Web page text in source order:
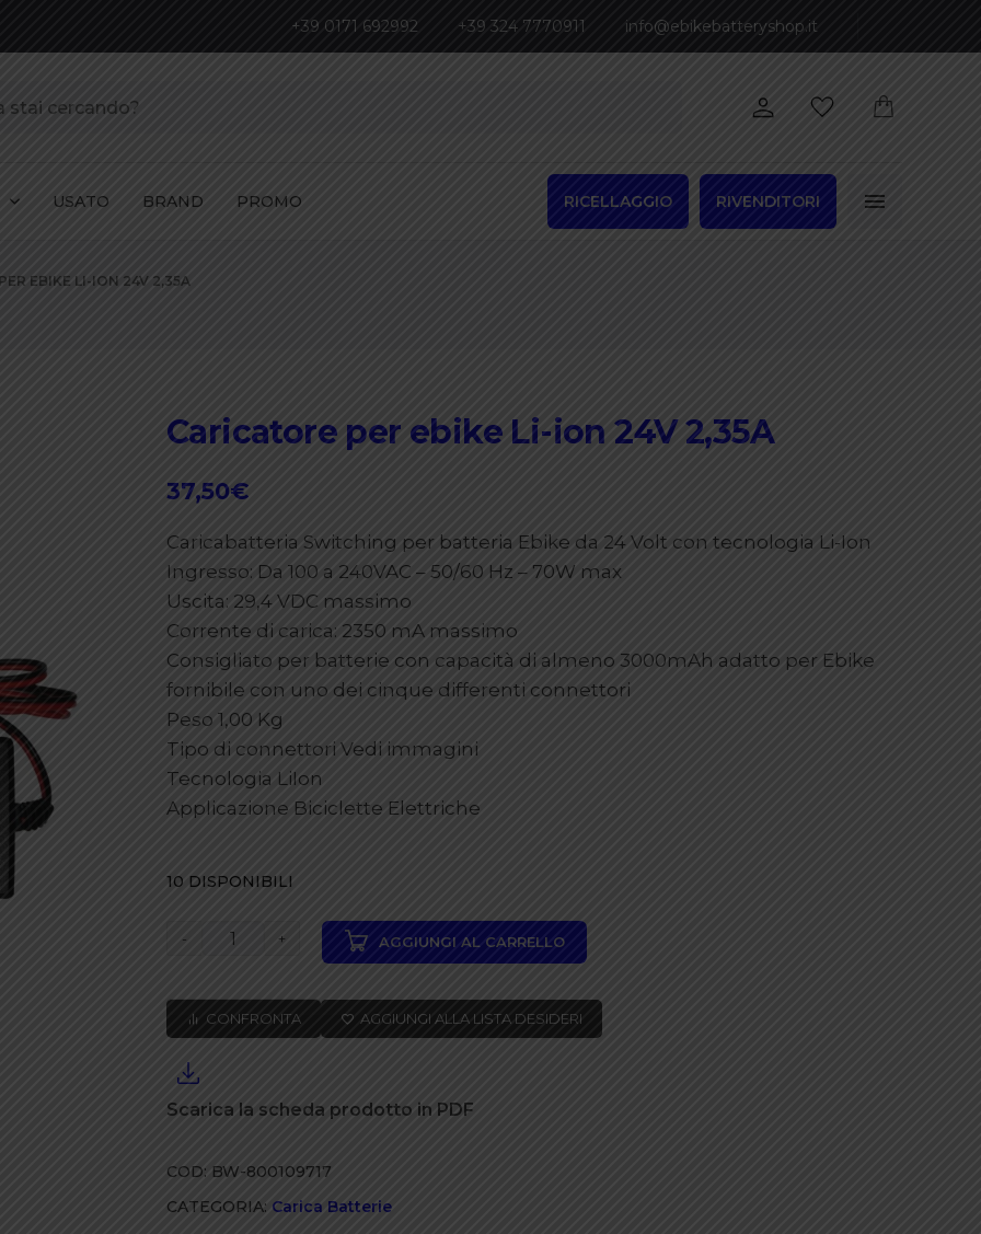
+39 0171 692992 +39 324 7770911 info@ebikebatteryshop.it
USATO BRAND PROMO RICELLAGGIO RIVENDITORI
EBIKE LI-ION 24V 2,35A
Caricatore per ebike Li-ion 24V 2,35A
37,50€
Caricabatteria Switching per batteria Ebike da 24 Volt con tecnologia Li-Ion
Ingresso: Da 100 a 240VAC – 50/60 Hz – 70W max
Uscita: 29,4 VDC massimo
Corrente di carica: 2350 mA massimo
Consigliato per batterie con capacità di almeno 3000mAh adatto per Ebike
fornibile con uno dei cinque differenti connettori
Peso 1,00 Kg
Tipo di connettori Vedi immagini
Tecnologia LiIon
Applicazione Biciclette Elettriche
10 DISPONIBILI
Caricatore
Li-
2,35A
AGGIUNGI AL CARRELLO
CONFRONTA AGGIUNGI ALLA LISTA DESIDERI
Scarica la scheda prodotto in PDF
COD: BW-800109717
CATEGORIA: Carica Batterie